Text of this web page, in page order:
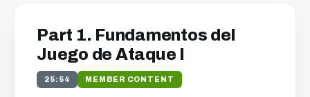
Part 1. Fundamentos del
Juego de Ataque I
25:54 MEMBER CONTENT